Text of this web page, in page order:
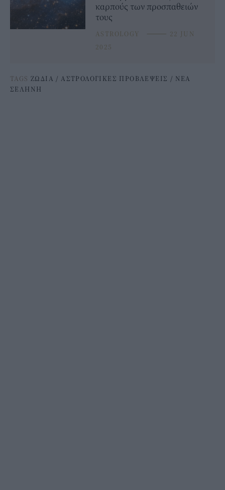
καρπούς των προσπαθειών
τους
ASTROLOGY ⸻ 22 JUN
2025
TAGS ΖΩΔΙΑ / ΑΣΤΡΟΛΟΓΙΚΕΣ ΠΡΟΒΛΕΨΕΙΣ / ΝΕΑ
ΣΕΛΗΝΗ